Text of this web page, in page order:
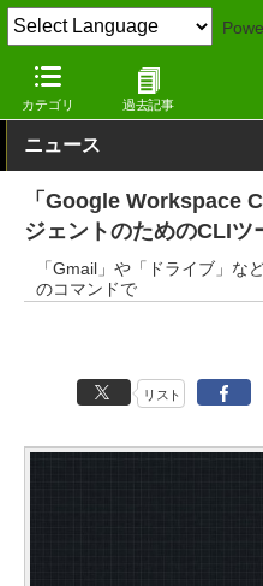
カテゴリ 過去記事
窓の杜 生成AI AIエージェント
ニュース
「Google Workspace
ジェントのためのCLIツ
「Gmail」や「ドライブ」な
のコマンドで
リスト